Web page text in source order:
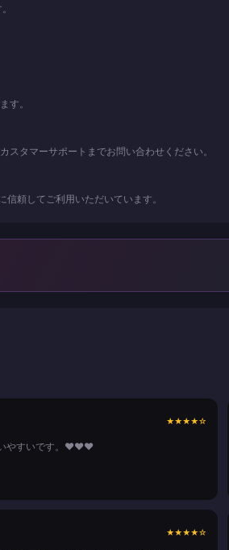
す。
タマーサポートまでお問い合わせください。
頼してご利用いただいています。
★★★★☆
いやすいです。❤️❤️❤️
★★★★☆